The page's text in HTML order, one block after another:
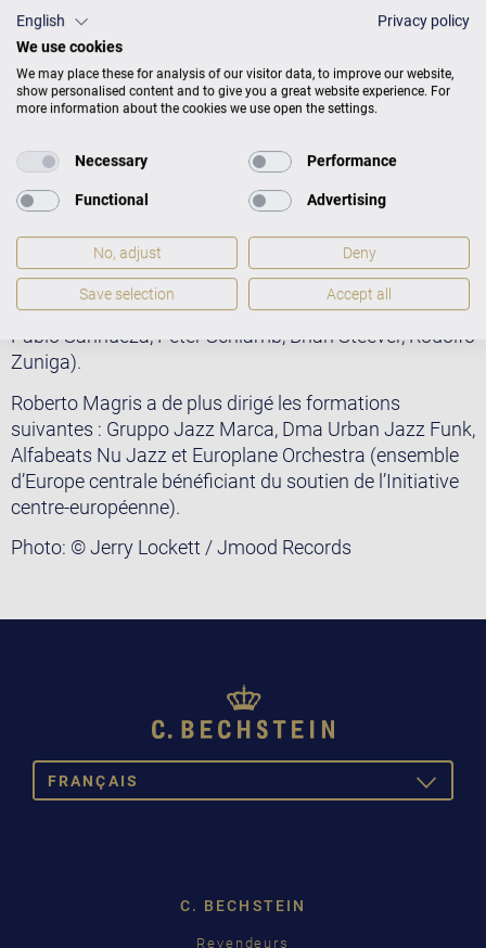
divers clubs et à l’occasion de plusieurs festivals. Il
s’est par ailleurs produit avec de nombreux jazzmen
célèbres (Franco Ambrosetti, Chuck Bergeron, Paul
Carr, Philip Catherine, Mark Colby, Art Davis, Eddie
Hochberg, Tony Lakatos, Brian Lynch, Bill Molenhof,
Idris Muhammad, Janusz Muniak, Sal Nistico, Bosko
Petrovic, Sam Reed, Ira Sullivan, Kai Winding) ainsi
qu’avec des musiciens en début de carrière (Alfredo
Chacon, Shareef Clayton, Eric Jacobson, Brandon Lee,
Jim Mair, Hermon Mehari, Kendall Moore, Matt Otto,
Elisa Pruett, Logan Richardson, Dominique Sanders,
Pablo Sanhueza, Peter Schlamb, Brian Steever, Rodolfo
Zuniga).
Roberto Magris a de plus dirigé les formations
suivantes : Gruppo Jazz Marca, Dma Urban Jazz Funk,
Alfabeats Nu Jazz et Europlane Orchestra (ensemble
d’Europe centrale bénéficiant du soutien de l’Initiative
centre-européenne).
Photo: © Jerry Lockett / Jmood Records
FRANÇAIS
TOGGLE
C. BECHSTEIN
Revendeurs
English
Privacy policy
We use cookies
We may place these for analysis of our visitor data, to improve our website,
show personalised content and to give you a great website experience. For
more information about the cookies we use open the settings.
Necessary Performance
Functional Advertising
No, adjust Deny
Save selection Accept all